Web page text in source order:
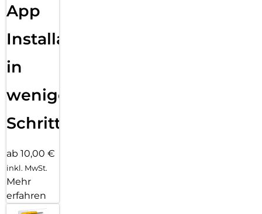
App
Installation
in
wenigen
Schritten
ab 10,00 €
inkl. MwSt.
Mehr
erfahren